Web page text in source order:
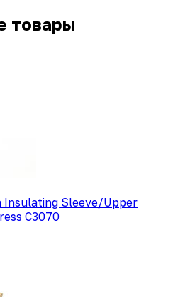
товары
Insulating Sleeve/Upper
C3070